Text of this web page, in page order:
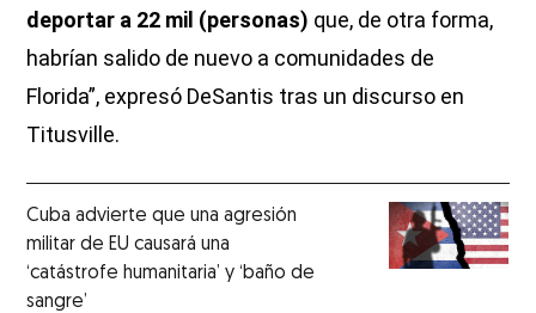
deportar a 22 mil (personas) que, de otra forma,
habrían salido de nuevo a comunidades de
Florida”, expresó DeSantis tras un discurso en
Titusville.
Cuba advierte que una agresión
militar de EU causará una
‘catástrofe humanitaria’ y ‘baño de
sangre’